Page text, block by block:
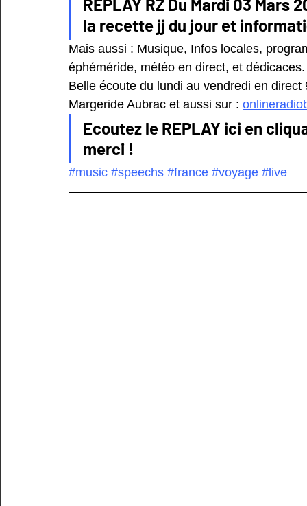
REPLAY RZ Du Mardi 03
la recette jj du jour et
Mais aussi : Musique, Infos locales,
éphéméride, météo en direct, et dédicaces.
Belle écoute du lundi au vendredi en direct
Margeride Aubrac et aussi sur :
Ecoutez le REPLAY ici en
merci !
#music #speechs #france #voyage #live